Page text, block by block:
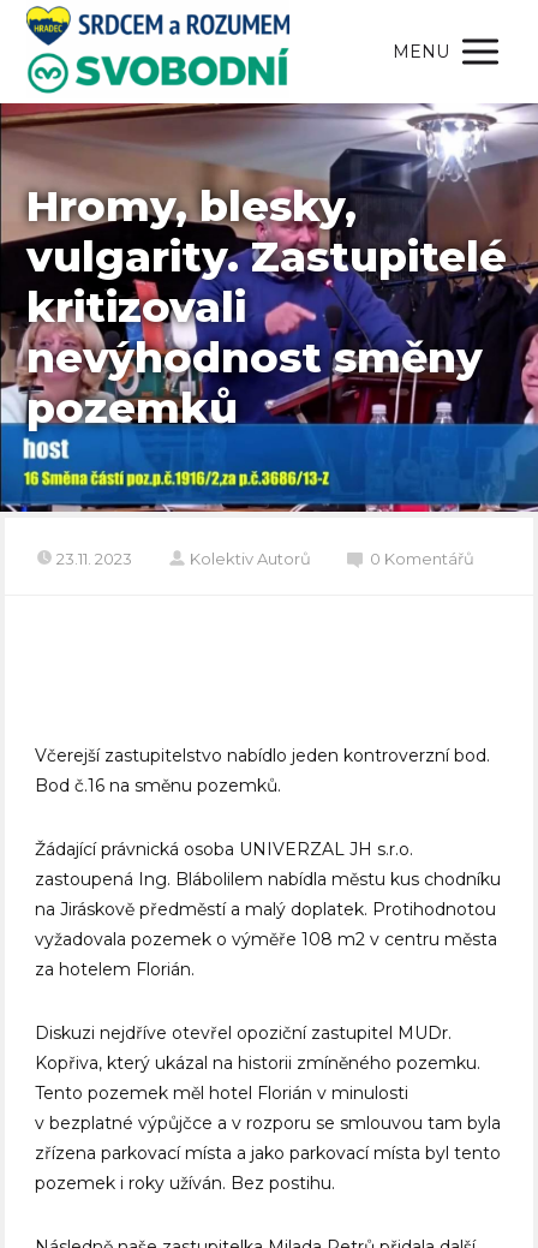
MENU
Hromy, blesky,
vulgarity. Zastupitelé
kritizovali
nevýhodnost směny
pozemků
23.11. 2023 Kolektiv Autorů 0 Komentářů
Včerejší zastupitelstvo nabídlo jeden kontroverzní bod.
Bod č.16 na směnu pozemků.
Žádající právnická osoba UNIVERZAL JH s.r.o.
zastoupená Ing. Blábolilem nabídla městu kus chodníku
naJiráskově předměstí a malý doplatek. Protihodnotou
vyžadovala pozemek o výměře 108 m2 v centru města
za hotelem Florián.
Diskuzi nejdříve otevřel opoziční zastupitel MUDr.
Kopřiva, který ukázal na historii zmíněného pozemku.
Tento pozemek měl hotel Florián v minulosti
v bezplatné výpůjčce a v rozporu se smlouvou tam byla
zřízena parkovací místa a jako parkovací místa byl tento
pozemek i roky užíván. Bez postihu.